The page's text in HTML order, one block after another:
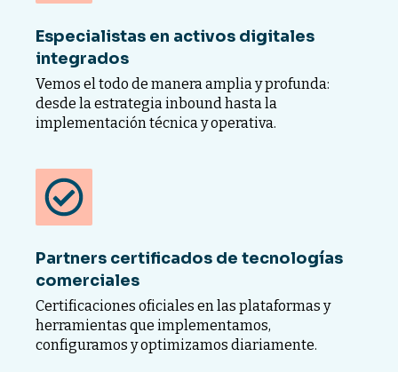
Especialistas en activos digitales
integrados
Vemos el todo de manera amplia y profunda:
desde la estrategia inbound hasta la
implementación técnica y operativa.
Partners certificados de tecnologías
comerciales
Certificaciones oficiales en las plataformas y
herramientas que implementamos,
configuramos y optimizamos diariamente.